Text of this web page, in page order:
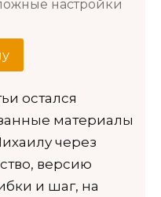
настройки
остался
материалы
через
версию
и шаг, на